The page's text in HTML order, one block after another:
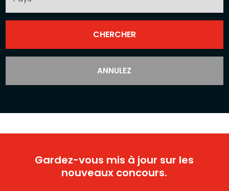
ANNULEZ
Gardez-vous mis à jour sur les
nouveaux concours.